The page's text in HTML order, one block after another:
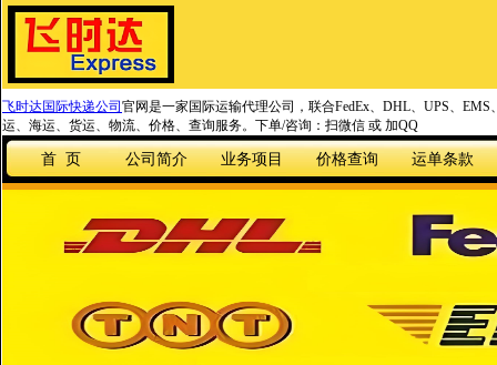
飞时达国际快递公司 官网是一家国际运输代理公司，联合FedEx、DHL、UPS、
运、海运、货运、物流、价格、查询服务。下单/咨询：扫微信 或 加QQ
首 页 公司简介 业务项目 价格查询 运单条款